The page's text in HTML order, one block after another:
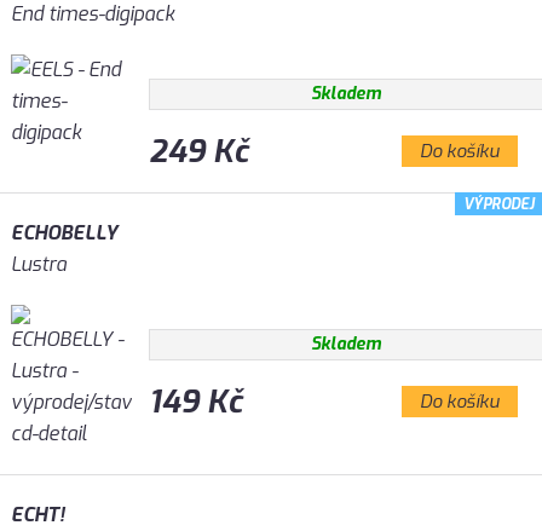
End times-digipack
Skladem
249 Kč Do košíku
ECHOBELLY
Lustra
Skladem
149 Kč Do košíku
VÝPRODEJ
ECHT!